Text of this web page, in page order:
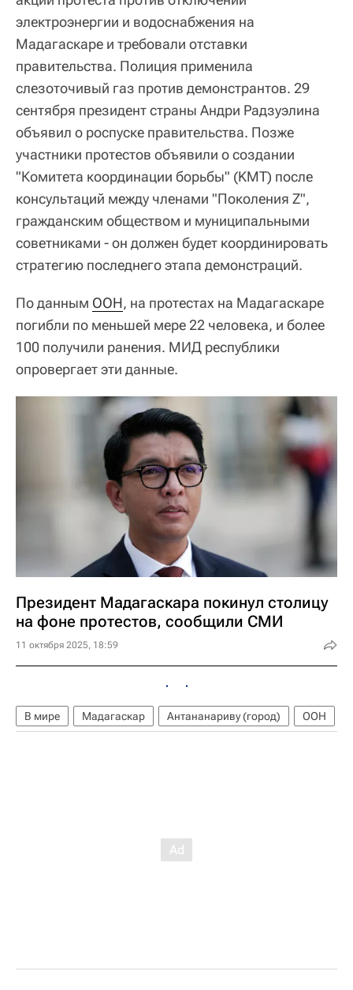
электроэнергии и водоснабжения на
Мадагаскаре и требовали отставки
правительства. Полиция применила
слезоточивый газ против демонстрантов. 29
сентября президент страны Андри Радзуэлина
объявил о роспуске правительства. Позже
участники протестов объявили о создании
"Комитета координации борьбы" (KMT) после
консультаций между членами "Поколения Z",
гражданским обществом и муниципальными
советниками - он должен будет координировать
стратегию последнего этапа демонстраций.
По данным ООН, на протестах на Мадагаскаре
погибли по меньшей мере 22 человека, и более
100 получили ранения. МИД республики
опровергает эти данные.
Президент Мадагаскара покинул столицу
на фоне протестов, сообщили СМИ
11 октября 2025, 18:59
В мире Мадагаскар Антананариву (город) ООН